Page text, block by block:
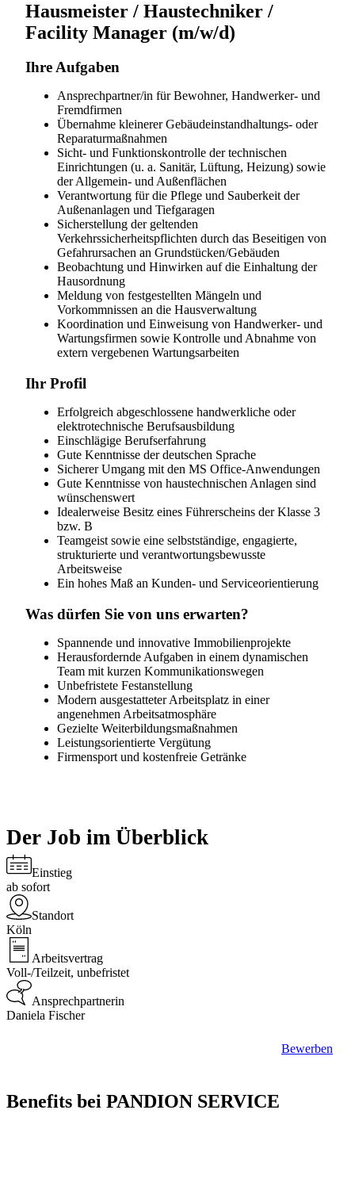
Hausmeister / Haustechniker /
Facility Manager (m/w/d)
Ihre Aufgaben
Ansprechpartner/in für Bewohner, Handwerker- und
Fremdfirmen
Übernahme kleinerer Gebäudeinstandhaltungs- oder
Reparaturmaßnahmen
Sicht- und Funktionskontrolle der technischen
Einrichtungen (u. a. Sanitär, Lüftung, Heizung) sowie
der Allgemein- und Außenflächen
Verantwortung für die Pflege und Sauberkeit der
Außenanlagen und Tiefgaragen
Sicherstellung der geltenden
Verkehrssicherheitspflichten durch das Beseitigen von
Gefahrursachen an Grundstücken/Gebäuden
Beobachtung und Hinwirken auf die Einhaltung der
Hausordnung
Meldung von festgestellten Mängeln und
Vorkommnissen an die Hausverwaltung
Koordination und Einweisung von Handwerker- und
Wartungsfirmen sowie Kontrolle und Abnahme von
extern vergebenen Wartungsarbeiten
Ihr Profil
Erfolgreich abgeschlossene handwerkliche oder
elektrotechnische Berufsausbildung
Einschlägige Berufserfahrung
Gute Kenntnisse der deutschen Sprache
Sicherer Umgang mit den MS Office-Anwendungen
Gute Kenntnisse von haustechnischen Anlagen sind
wünschenswert
Idealerweise Besitz eines Führerscheins der Klasse 3
bzw. B
Teamgeist sowie eine selbstständige, engagierte,
strukturierte und verantwortungsbewusste
Arbeitsweise
Ein hohes Maß an Kunden- und Serviceorientierung
Was dürfen Sie von uns erwarten?
Spannende und innovative Immobilienprojekte
Herausfordernde Aufgaben in einem dynamischen
Team mit kurzen Kommunikationswegen
Unbefristete Festanstellung
Modern ausgestatteter Arbeitsplatz in einer
angenehmen Arbeitsatmosphäre
Gezielte Weiterbildungsmaßnahmen
Leistungsorientierte Vergütung
Firmensport und kostenfreie Getränke
Der Job im Überblick
Einstieg
ab sofort
Standort
Köln
Arbeitsvertrag
Voll-/Teilzeit, unbefristet
Ansprechpartnerin
Daniela Fischer
Bewerben
Benefits bei PANDION SERVICE